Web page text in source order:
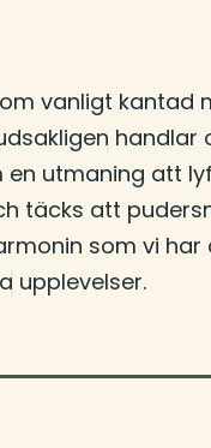
vanligt kantad
en utmaning att
täcks att
som vi
upplevelser.